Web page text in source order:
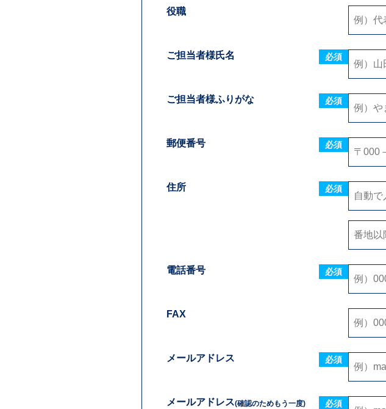
役職
ご担当者様氏名 必須
ご担当者様ふりがな 必須
郵便番号 必須
住所 必須
電話番号 必須
FAX
メールアドレス 必須
メールアドレス(確認のためもう一度) 必須
添付ファイル